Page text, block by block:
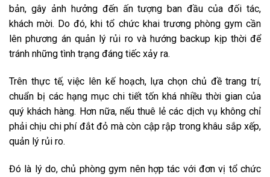
bản, gây ảnh hưởng đến ấn tượng ban đầu của đối tác,
khách mời. Do đó, khi tổ chức khai trương phòng gym cần
lên phương án quản lý rủi ro và hướng backup kịp thời để
tránh những tình trạng đáng tiếc xảy ra.
Trên thực tế, việc lên kế hoạch, lựa chọn chủ đề trang trí,
chuẩn bị các hạng mục chi tiết tốn khá nhiều thời gian của
quý khách hàng. Hơn nữa, nếu thuê lẻ các dịch vụ không chỉ
phải chịu chi phí đắt đỏ mà còn cập rập trong khâu sắp xếp,
quản lý rủi ro.
Đó là lý do, chủ phòng gym nên hợp tác với đơn vị tổ chức